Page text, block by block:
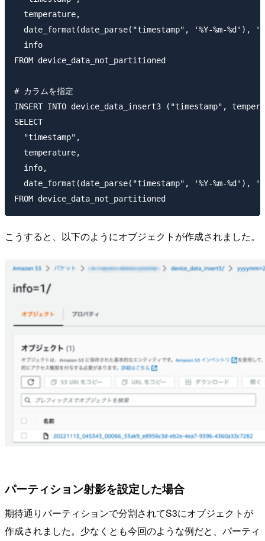
  temperature,
date_format(date_parse("timestamp", '%Y-%m-%d'),
  info
FROM device_data_not_partitioned
# カラムを指定
INSERT INTO device_data_insert3 ("timestamp",
SELECT
  "timestamp",
  temperature,
  info,
date_format(date_parse("timestamp", '%Y-%m-%d'),
こうすると、以下のようにオブジェクトが作成されました。
パーティション射影を設定した場合
期待通りパーティションで分割されてS3にオブジェクトが
作成されました。少なくとも今回のような例だと、パーティ